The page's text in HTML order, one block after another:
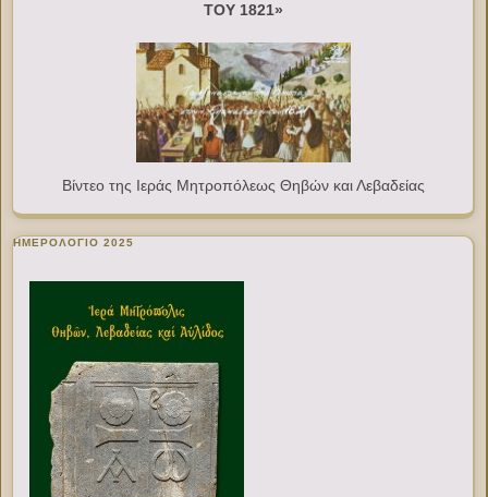
ΤΟΥ 1821»
Βίντεο της Ιεράς Μητροπόλεως Θηβών και Λεβαδείας
ΗΜΕΡΟΛΟΓΙΟ 2025